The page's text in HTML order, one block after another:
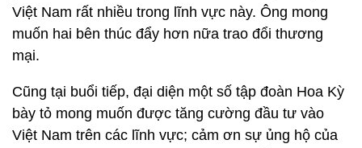
Việt Nam rất nhiều trong lĩnh vực này. Ông mong
muốn hai bên thúc đẩy hơn nữa trao đổi thương
mại.
Cũng tại buổi tiếp, đại diện một số tập đoàn Hoa Kỳ
bày tỏ mong muốn được tăng cường đầu tư vào
Việt Nam trên các lĩnh vực; cảm ơn sự ủng hộ của